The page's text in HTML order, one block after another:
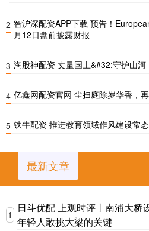
2 智沪深配资APP下载 预告！
月12日盘前披露财报
3 淘股神配资 丈量国土&#32;守护山
4 亿鑫网配资官网 尘扫庭除岁华香，
5 铁牛配资 推进教育领域作风建设常
最新文章
1
日斗优配 上观时评丨南浦大桥
年轻人敢挑大梁的关键